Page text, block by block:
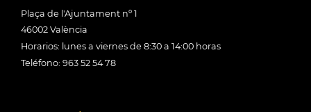
Plaça de l'Ajuntament nº 1
46002 València
Horarios: lunes a viernes de 8:30 a 14:00 horas
Teléfono: 963 52 54 78